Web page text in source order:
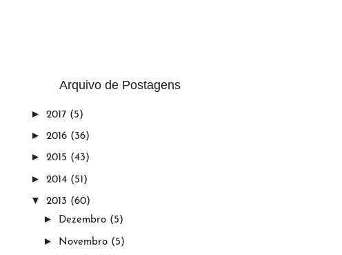
Arquivo de Postagens
► 2017 (5)
► 2016 (36)
► 2015 (43)
► 2014 (51)
▼ 2013 (60)
► Dezembro (5)
► Novembro (5)